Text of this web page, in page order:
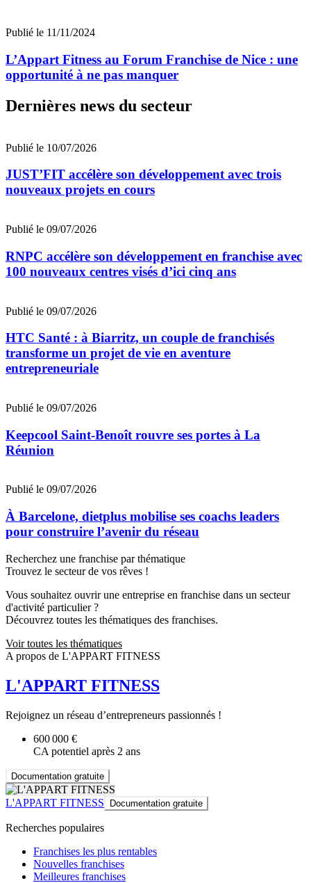
Publié le 11/11/2024
L’Appart Fitness au Forum Franchise de Nice : une
opportunité à ne pas manquer
Dernières news du secteur
Publié le 10/07/2026
JUST’FIT accélère son développement avec trois
nouveaux projets en cours
Publié le 09/07/2026
RNPC accélère son développement en franchise avec
100 nouveaux centres visés d’ici cinq ans
Publié le 09/07/2026
HTC Santé : à Biarritz, un couple de franchisés
transforme un projet de vie en aventure
entrepreneuriale
Publié le 09/07/2026
Keepcool Saint-Benoît rouvre ses portes à La
Réunion
Publié le 09/07/2026
À Barcelone, dietplus mobilise ses coachs leaders
pour construire l’avenir du réseau
Recherchez une franchise par thématique
Trouvez le secteur de vos rêves !
Vous souhaitez ouvrir une entreprise en franchise dans un secteur
d'activité particulier ?
Découvrez toutes les thématiques des franchises.
Voir toutes les thématiques
A propos de L'APPART FITNESS
L'APPART FITNESS
Rejoignez un réseau d’entrepreneurs passionnés !
600 000 €
CA potentiel après 2 ans
Documentation gratuite
L'APPART FITNESS Documentation gratuite
Recherches populaires
Franchises les plus rentables
Nouvelles franchises
Meilleures franchises